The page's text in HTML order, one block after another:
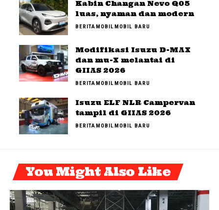
Kabin Changan Nevo Q05
luas, nyaman dan modern
BERITAMOBILMOBIL BARU
Modifikasi Isuzu D-MAX
dan mu-X melantai di
GIIAS 2026
BERITAMOBILMOBIL BARU
Isuzu ELF NLR Campervan
tampil di GIIAS 2026
BERITAMOBILMOBIL BARU
You Might Also Like